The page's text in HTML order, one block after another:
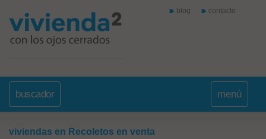
blog contacto
buscador menú
viviendas en Recoletos en venta